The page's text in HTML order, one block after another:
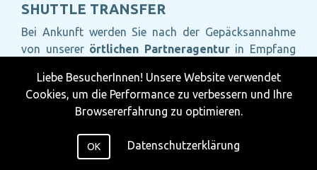
SHUTTLE TRANSFER
Bei Ankunft werden Sie nach der Gepäcksannahme
von unserer örtlichen Partneragenturin Empfang
Aufgrund von Straßenverhältnissen bzw. der
Notwendigkeit mehrere Hotels anzufahren, kann es
längeren Wartezeiten kommen.Übergepäck
(Fahrräder, Surfbretter, Golfbags, etc.)
Reiseantritt gemeldetwerden. Etwaige
Liebe BesucherInnen! Unsere Website verwendet
Cookies, um die Performance zu verbessern und Ihre
Browsererfahrung zu optimieren.
OK Datenschutzerklärung